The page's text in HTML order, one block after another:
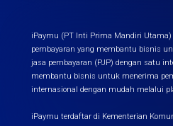
iPaymu (PT Inti Prima Mandiri
pembayaran yang membantu bisnis
jasa pembayaran (PJP) dengan satu
membantu bisnis untuk menerima
internasional dengan mudah melalui
iPaymu terdaftar di Kementerian